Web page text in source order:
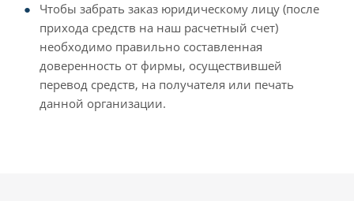
Чтобы забрать заказ юридическому лицу (после
прихода средств на наш расчетный счет)
необходимо правильно составленная
доверенность от фирмы, осуществившей
перевод средств, на получателя или печать
данной организации.